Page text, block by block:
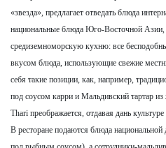
«звезда», предлагает отведать блюда
национальные блюда Юго-Восточной
средиземноморскую кухню: все
вкусом блюда, использующие свежие
себя такие позиции, как, например,
под соусом карри и Мальдивский тартар
Thari преображается, отдавая дань
В ресторане подаются блюда